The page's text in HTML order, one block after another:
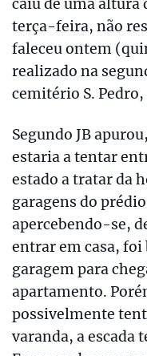
caiu de uma altura
terça-feira, não
faleceu ontem
realizado na
cemitério S. Pedro,
Segundo JB
estaria a tentar
estado a tratar da
garagens do
apercebendo-se,
entrar em casa, foi
garagem para
apartamento.
possivelmente
varanda, a escada